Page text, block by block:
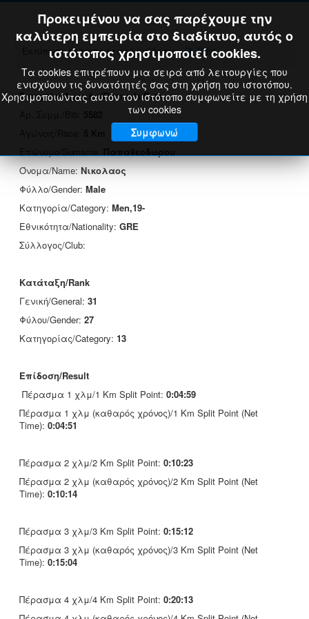
Εκτύπωση πιστοποιητικού επίδοσης: Print
Στοιχεία Δρομέα/Runner's Data
Όνομα/Name:Νικολαος
Φύλλο/Gender: Male
Κατηγορία/Category: Men,19-
Εθνικότητα/Nationality: GRE
Σύλλογος/Club:
Κατάταξη/Rank
Γενική/General: 31
Φύλου/Gender: 27
Κατηγορίας/Category: 13
Επίδοση/Result
Πέρασμα 1 χλμ/1 Km Split Point: 0:04:59
Πέρασμα 1 χλμ (καθαρός χρόνος)/1 Km Split Point (Net
Time): 0:04:51
Πέρασμα 2 χλμ/2 Km Split Point: 0:10:23
Πέρασμα 2 χλμ (καθαρός χρόνος)/2 Km Split Point (Net
Time): 0:10:14
Πέρασμα 3 χλμ/3 Km Split Point: 0:15:12
Πέρασμα 3 χλμ (καθαρός χρόνος)/3 Km Split Point (Net
Time): 0:15:04
Πέρασμα 4 χλμ/4 Km Split Point: 0:20:13
Προκειμένου να σας παρέχουμε την
καλύτερη εμπειρία στο διαδίκτυο, αυτός ο
ιστότοπος χρησιμοποιεί cookies.
Τα cookies επιτρέπουν μια σειρά από λειτουργίες που
ενισχύουν τις δυνατότητές σας στη χρήση του ιστοτόπου.
Χρησιμοποιώντας αυτόν τον ιστότοπο συμφωνείτε με τη χρήση
των cookies
Συμφωνώ